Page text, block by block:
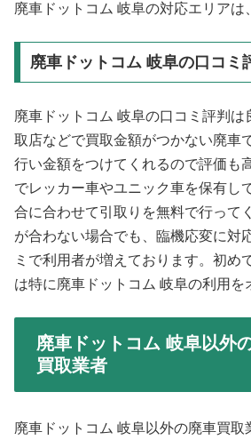
廃車ドットコム 岐阜の対応エリアは
廃車ドットコム 岐阜の口コミ
廃車ドットコム 岐阜の口コミ評判は
取店などで買取金額がつかない廃車
行い金額をつけてくれるので評価も
でレッカー車やユニック車を保有し
合に合わせて引取りを無料で行って
が合わない場合でも、臨機応変に対
ミで利用者が増えております。初め
は特に廃車ドットコム 岐阜の利用を
廃車ドットコム 岐阜以外
買取業者
廃車ドットコム 岐阜以外の廃車買取